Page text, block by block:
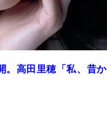
。高田里穂「私、昔か